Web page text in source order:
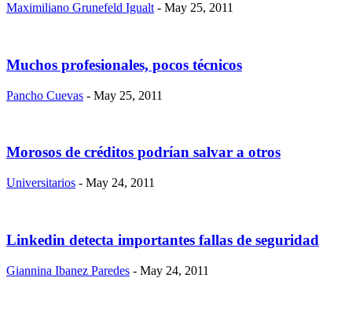
Maximiliano Grunefeld Igualt - May 25, 2011
Muchos profesionales, pocos técnicos
Pancho Cuevas - May 25, 2011
Morosos de créditos podrían salvar a otros
Universitarios - May 24, 2011
Linkedin detecta importantes fallas de seguridad
Giannina Ibanez Paredes - May 24, 2011